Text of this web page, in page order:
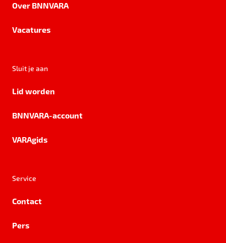
Over BNNVARA
Vacatures
Sluit je aan
Lid worden
BNNVARA-account
VARAgids
Service
Contact
Pers